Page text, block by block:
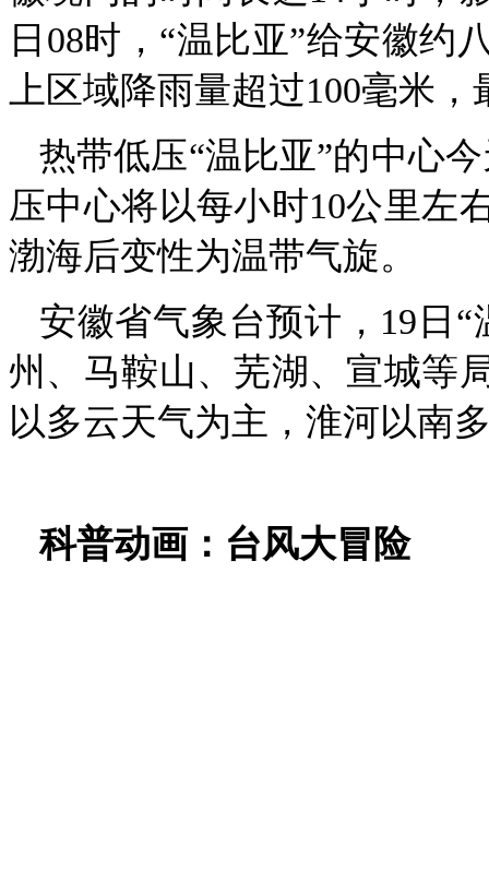
日08时，“温比亚”给安徽约
上区域降雨量超过100毫米
热带低压“温比亚”的中心
压中心将以每小时10公里左
渤海后变性为温带气旋。
安徽省气象台预计，19日
州、马鞍山、芜湖、宣城等
以多云天气为主，淮河以南
科普动画：台风大冒险